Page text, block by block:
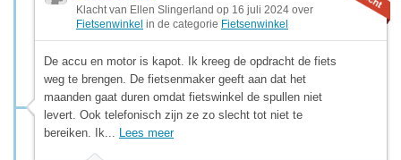
Klacht van Ellen Slingerland op 16 juli 2024 over
Fietsenwinkel in de categorie Fietsenwinkel
De accu en motor is kapot. Ik kreeg de opdracht de fiets
weg te brengen. De fietsenmaker geeft aan dat het
maanden gaat duren omdat fietswinkel de spullen niet
levert. Ook telefonisch zijn ze zo slecht tot niet te
bereiken. Ik... Lees meer